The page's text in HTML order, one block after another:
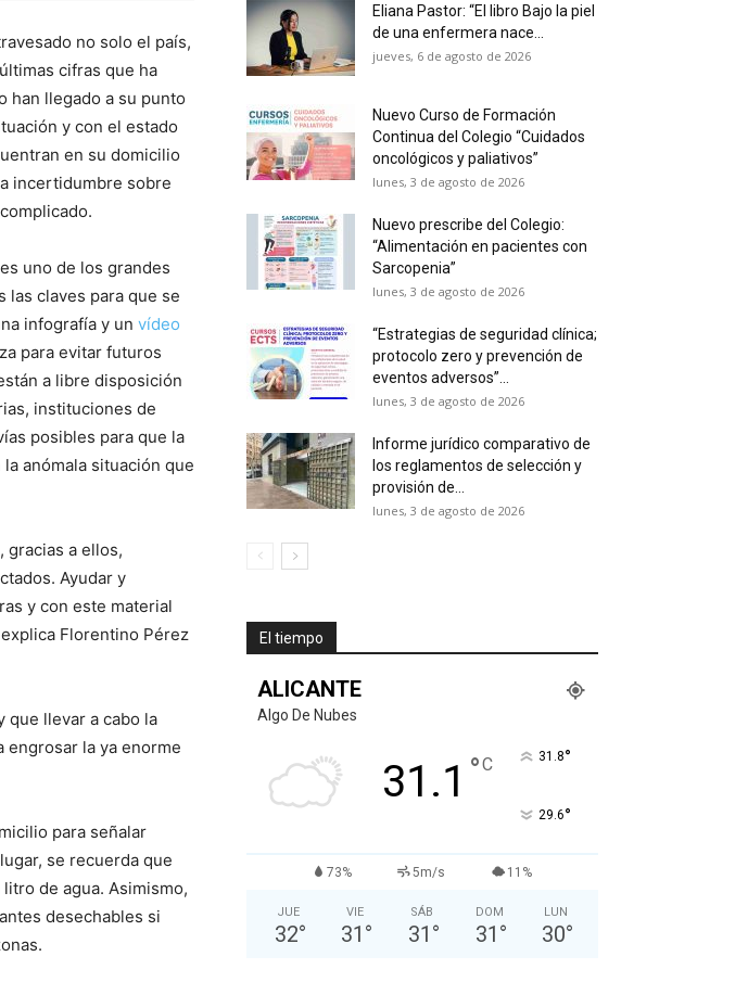
no solo el país,
cifras que ha
han llegado a su punto
y con el estado
en su domicilio
incertidumbre sobre
uno de los grandes
las claves para que se
infografía y un vídeo
para evitar futuros
a libre disposición
instituciones de
posibles para que la
anómala situación que
gracias a ellos,
Ayudar y
y con este material
Florentino Pérez
que llevar a cabo la
la ya enorme
para señalar
se recuerda que
de agua. Asimismo,
desechables si
Eliana Pastor: “El libro Bajo la piel
de una enfermera nace...
jueves, 6 de agosto de 2026
Nuevo Curso de Formación
Continua del Colegio “Cuidados
oncológicos y paliativos”
lunes, 3 de agosto de 2026
Nuevo prescribe del Colegio:
“Alimentación en pacientes con
Sarcopenia”
lunes, 3 de agosto de 2026
“Estrategias de seguridad clínica;
protocolo zero y prevención de
eventos adversos”...
lunes, 3 de agosto de 2026
Informe jurídico comparativo de
los reglamentos de selección y
provisión de...
lunes, 3 de agosto de 2026
El tiempo
ALICANTE
Algo De Nubes
31.1 °C 31.8°
29.6°
73% 5m/s 11%
JUE
32°
VIE
31 °
SÁB
31 °
DOM
31 °
LUN
30°